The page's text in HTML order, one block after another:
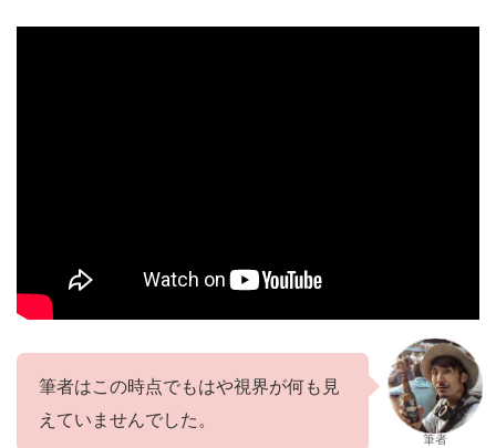
筆者はこの時点でもはや視界が何も見
えていませんでした。
筆者